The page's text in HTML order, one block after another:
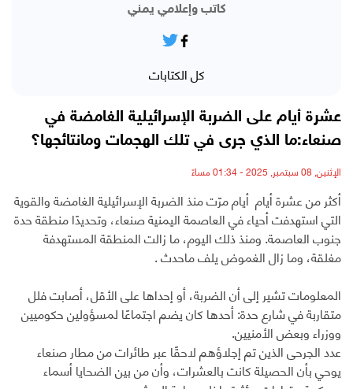
كاتب وإعلامي يمني
كل الكتابات
عشرة أيام على الضربة الإسرائيلية الغامضة في
صنعاء:ما الذي جرى في تلك الهجمات ومانتائجها؟
الإثنين, 08 سبتمبر, 2025 - 01:34 مساءً
أكثر من عشرة أيام أيام مرّت منذ الضربة الإسرائيلية الغامضة والقوية
التي استهدفت أحياء في العاصمة اليمنية صنعاء، وتحديدًا منطقة حدة
جنوب العاصمة. ومنذ ذلك اليوم، ما زالت المنطقة المستهدفة
مغلقة، وما زال الغموض يلف ماحدث .
المعلومات تشير إلى أن الضربة، أو إحداها على الأقل، أصابت فلل
متقاربة في شارع حدة: أحدها كان يضم اجتماعًا لمسؤولين حكوميين
ووزراء وبعض الأمنيين.
عدد الجرحى الذين تم إجلاؤهم لاحقًا عبر طائرات من مطار صنعاء
يوحي بأن الحصيلة كانت بالعشرات، وأن من بين الضحايا أسماء